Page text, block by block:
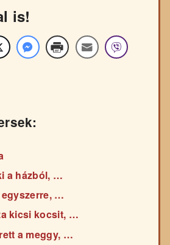
is!
a házból, …
…
kicsi kocsit, …
a meggy, …